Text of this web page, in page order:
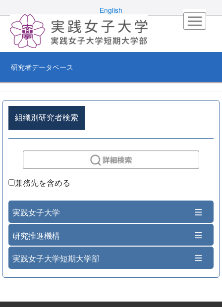
English
研究者データベース
組織別研究者検索
兼務先を含める
実践女子大学
研究推進機構
実践女子大学短期大学部